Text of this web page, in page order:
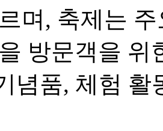
며, 축제는
방문객을 위
념품, 체험